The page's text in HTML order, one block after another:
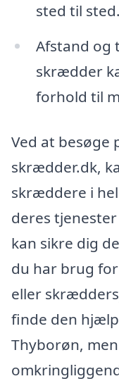
sted til sted.
Afstand og
skrædder
forhold til
Ved at besøge
skrædder.dk,
skræddere i
deres
kan sikre dig
du har brug
eller
finde den
Thyborøn,